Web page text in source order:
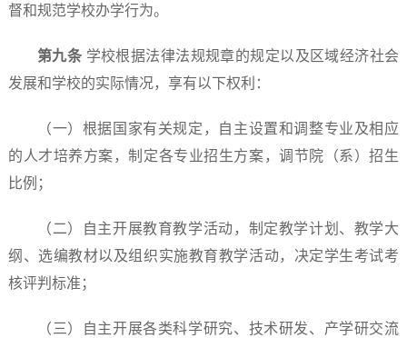
督和规范学校办学行为。
第九条 学校根据法律法规规章的规定以及区域经济社会
发展和学校的实际情况，享有以下权利：
（一）根据国家有关规定，自主设置和调整专业及相应
的人才培养方案，制定各专业招生方案，调节院（系）招生
比例；
（二）自主开展教育教学活动，制定教学计划、教学大
纲、选编教材以及组织实施教育教学活动，决定学生考试考
核评判标准；
（三）自主开展各类科学研究、技术研发、产学研交流